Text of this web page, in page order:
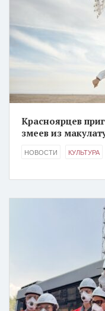
Красноярцев
змеев из
НОВОСТИ КУЛЬТУРА